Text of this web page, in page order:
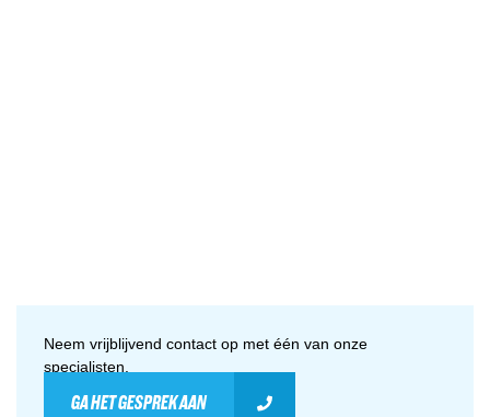
Neem vrijblijvend contact op met één van onze
specialisten.
GA HET GESPREK AAN